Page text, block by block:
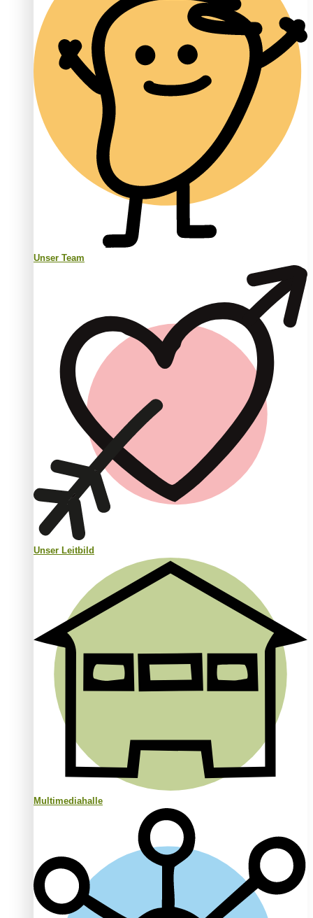
Unser Team
Unser Leitbild
Multimediahalle